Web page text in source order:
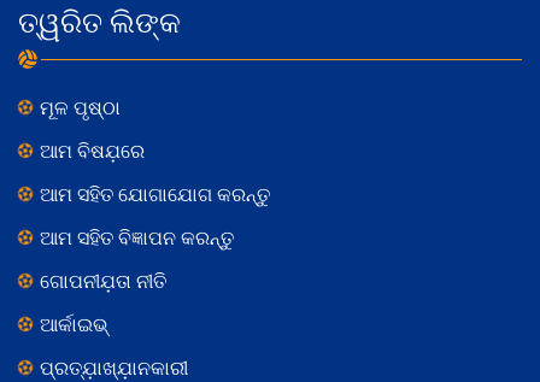
ତ୍ୱରିତ ଲିଙ୍କ
ମୂଳ ପୃଷ୍ଠା
ଆମ ବିଷଯ଼ରେ
ଆମ ସହିତ ଯୋଗାଯୋଗ କରନ୍ତୁ
ଆମ ସହିତ ବିଜ୍ଞାପନ କରନ୍ତୁ
ଗୋପନୀଯ଼ତା ନୀତି
ଆର୍କାଇଭ୍
ପ୍ରତ୍ଯ଼ାଖ୍ଯ଼ାନକାରୀ